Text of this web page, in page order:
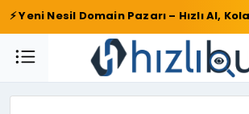
⚡ Yeni Nesil Domain Pazarı – Hızlı Al,